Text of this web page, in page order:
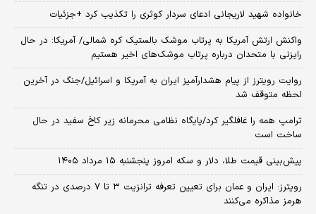
خانواده شهید لاریجانی ادعای سردار کوثری را تکذیب کرد +جزئیات
واکنش ارتش آمریکا به پرتاب موشک بالستیک کره شمالی/ آمریکا: در حال
رایزنی با متحدان درباره پرتاب موشک‌های اخیر هستیم
روایت رویترز از پیام هشدارآمیز ایران به آمریکا و اسرائیل/جنگ در آخرین
لحظه متوقف شد
ترامپ همه را غافلگیر کرد/پایگاه نظامی محرمانه زیر کاخ سفید در حال
ساخت است
پیش‌بینی قیمت طلا، دلار و سکه امروز پنجشنبه ۱۵ مرداد ۱۴۰۵
رویترز: ایران و عمان برای تعیین تعرفه ترانزیت ۳ تا ۷ درصدی در تنگه
هرمز مذاکره می‌کنند